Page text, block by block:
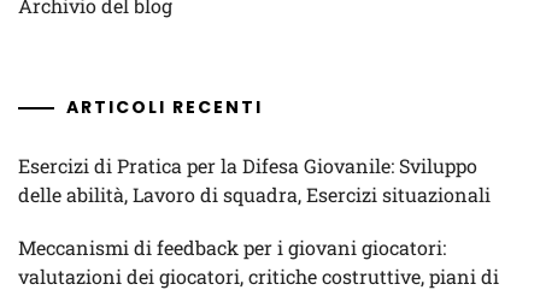
ARTICOLI RECENTI
Esercizi di Pratica per la Difesa Giovanile: Sviluppo
delle abilità, Lavoro di squadra, Esercizi situazionali
Meccanismi di feedback per i giovani giocatori:
valutazioni dei giocatori, critiche costruttive, piani di